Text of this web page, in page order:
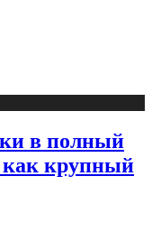
в полный
как крупный